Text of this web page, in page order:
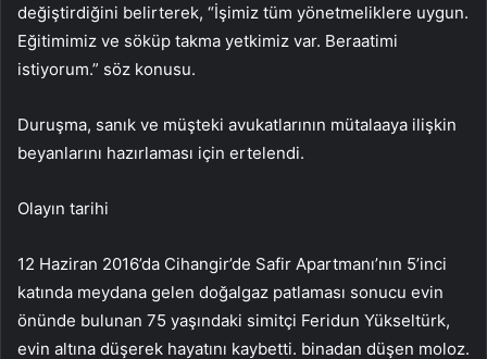
değiştirdiğini belirterek, “İşimiz tüm yönetmeliklere uygun.
Eğitimimiz ve söküp takma yetkimiz var. Beraatimi
istiyorum.” söz konusu.
Duruşma, sanık ve müşteki avukatlarının mütalaaya ilişkin
beyanlarını hazırlaması için ertelendi.
Olayın tarihi
12 Haziran 2016’da Cihangir’de Safir Apartmanı’nın 5’inci
katında meydana gelen doğalgaz patlaması sonucu evin
önünde bulunan 75 yaşındaki simitçi Feridun Yükseltürk,
evin altına düşerek hayatını kaybetti. binadan düşen moloz.